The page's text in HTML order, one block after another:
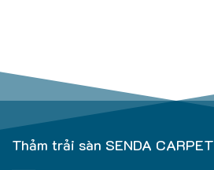
Thảm trải sàn SENDA CARPET